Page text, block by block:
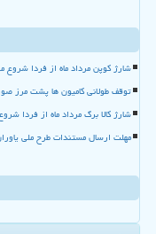
شارژ کوپن مرداد ماه از فردا
توقف طولانی کامیون ها پشت مرز
شارژ کالا برگ مرداد ماه از فردا
مهلت ارسال مستندات طرح ملی یاوران پیشرفت2 تا 20